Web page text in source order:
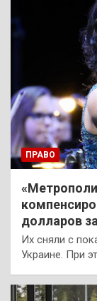
ПРАВО
долларов
Их сняли с
Украине. При